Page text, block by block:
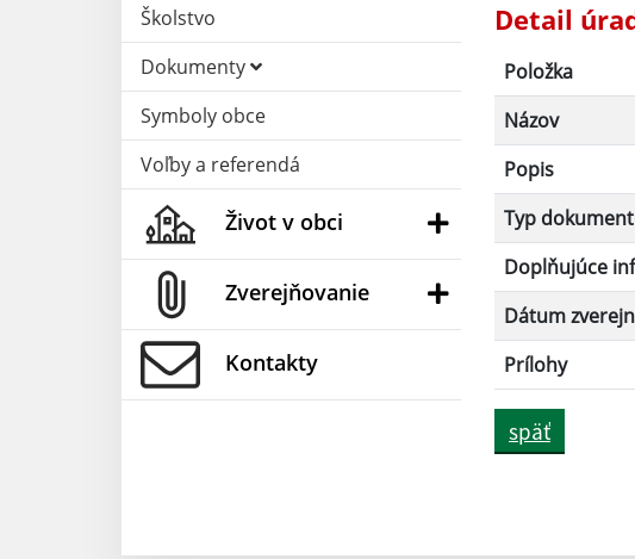
Školstvo
Dokumenty
Symboly obce
Voľby a referendá
Život v obci
Zverejňovanie
Kontakty
Filtrovať
Detail
Položka
Názov
Popis
Typ
Doplňujúce
Dátum
Prílohy
späť